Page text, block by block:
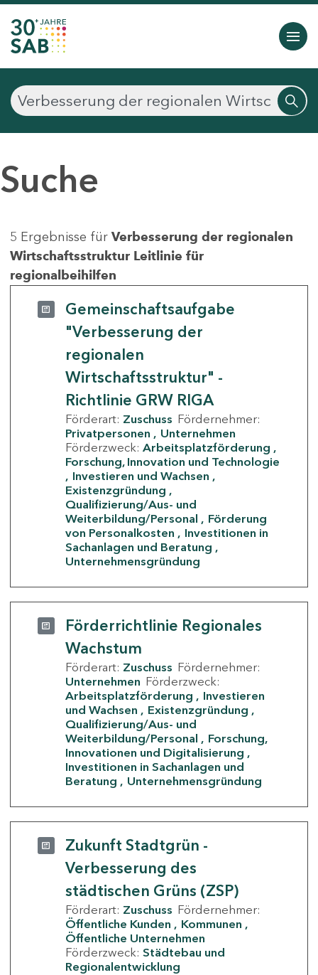
Suche
5 Ergebnisse für Verbesserung der regionalen
Wirtschaftsstruktur Leitlinie für
regionalbeihilfen
Gemeinschaftsaufgabe
"Verbesserung der
regionalen
Wirtschaftsstruktur" -
Richtlinie GRW RIGA
Förderart: Zuschuss Fördernehmer:
Privatpersonen
Unternehmen
Förderzweck: Arbeitsplatzförderung
Forschung, Innovation und Technologie
Investieren und Wachsen
Existenzgründung
Qualifizierung/Aus- und
Weiterbildung/Personal
Förderung
von Personalkosten
Investitionen in
Sachanlagen und Beratung
Unternehmensgründung
Förderrichtlinie Regionales
Wachstum
Förderart: Zuschuss Fördernehmer:
Unternehmen Förderzweck:
Arbeitsplatzförderung
Investieren
und Wachsen
Existenzgründung
Qualifizierung/Aus- und
Weiterbildung/Personal
Forschung,
Innovationen und Digitalisierung
Investitionen in Sachanlagen und
Beratung
Unternehmensgründung
Zukunft Stadtgrün -
Verbesserung des
städtischen Grüns (ZSP)
Förderart: Zuschuss Fördernehmer:
Öffentliche Kunden
Kommunen
Öffentliche Unternehmen
Förderzweck: Städtebau und
Regionalentwicklung